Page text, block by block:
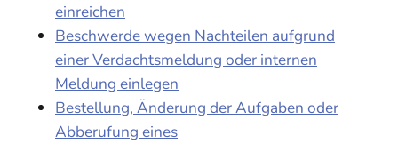
einreichen
Beschwerde wegen Nachteilen aufgrund
einer Verdachtsmeldung oder internen
Meldung einlegen
Bestellung, Änderung der Aufgaben oder
Abberufung eines